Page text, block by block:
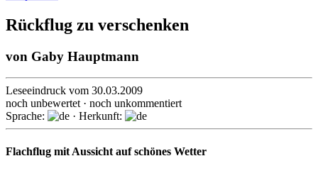
Rückflug zu verschenken
von Gaby Hauptmann
Leseeindruck vom 30.03.2009
noch unbewertet · noch unkommentiert
Sprache:
· Herkunft:
Flachflug mit Aussicht auf schönes Wetter